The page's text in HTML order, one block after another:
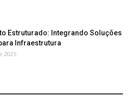
Estruturado: Integrando Soluções
Infraestrutura
2025